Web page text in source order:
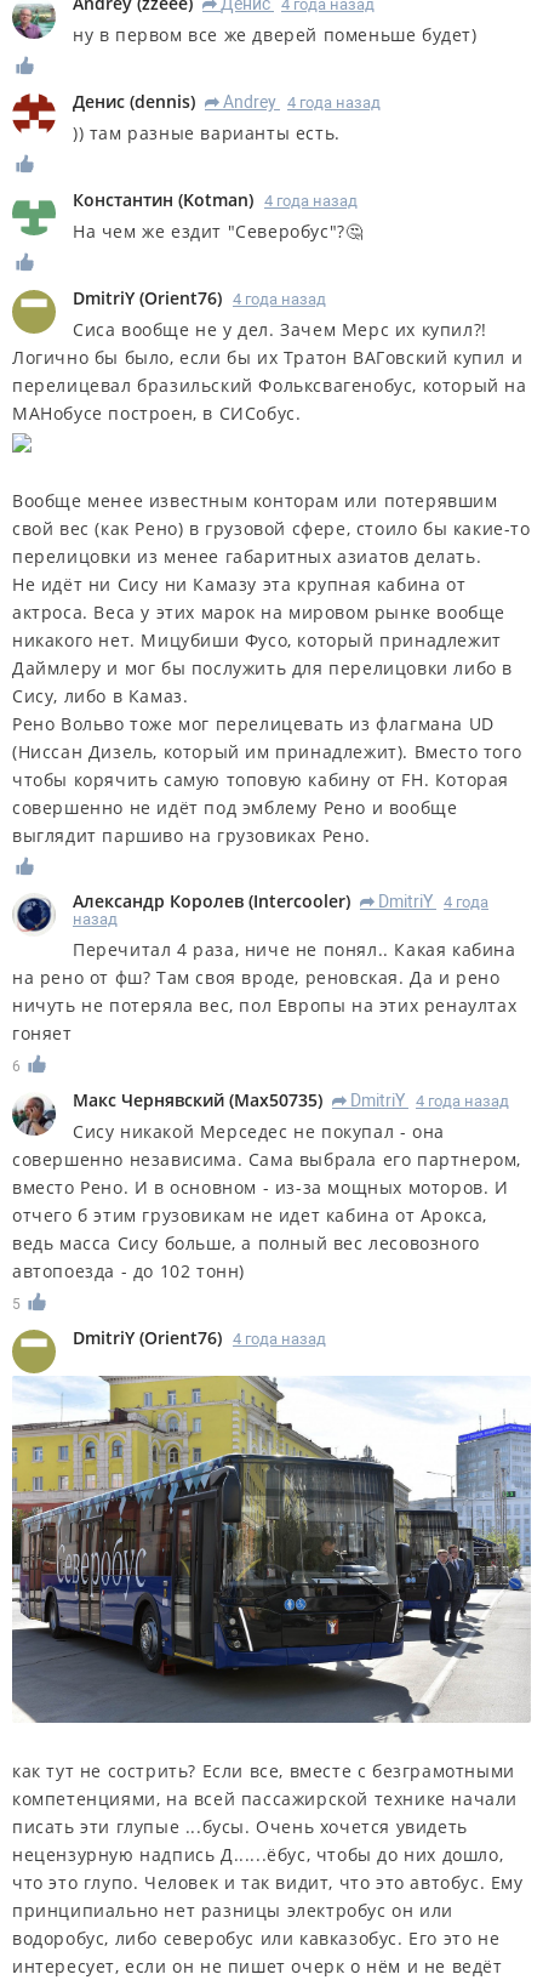
R 4 года назад
ну в первом все же дверей поменьше будет)
Денис (dennis) R Andrey 4 года назад
)) там разные варианты есть.
Константин (Kotman) 4 года назад
На чем же ездит "Северобус"?🤔
DmitriY (Orient76) 4 года назад
Сиса вообще не у дел. Зачем Мерс их купил?!
Логично бы было, если бы их Тратон ВАГовский купил и
перелицевал бразильский Фольксвагенобус, который на
МАНобусе построен, в СИСобус.
Вообще менее известным конторам или потерявшим
свой вес (как Рено) в грузовой сфере, стоило бы какие-то
перелицовки из менее габаритных азиатов делать.
Не идёт ни Сису ни Камазу эта крупная кабина от
актроса. Веса у этих марок на мировом рынке вообще
никакого нет. Мицубиши Фусо, который принадлежит
Даймлеру и мог бы послужить для перелицовки либо в
Сису, либо в Камаз.
Рено Вольво тоже мог перелицевать из флагмана UD
(Ниссан Дизель, который им принадлежит). Вместо того
чтобы корячить самую топовую кабину от FH. Которая
совершенно не идёт под эмблему Рено и вообще
выглядит паршиво на грузовиках Рено.
Александр Королев (Intercooler) R DmitriY 4 года
назад
Перечитал 4 раза, ниче не понял.. Какая кабина
на рено от фш? Там своя вроде, реновская. Да и рено
ничуть не потеряла вес, пол Европы на этих ренаултах
гоняет
6
Макс Чернявский (Max50735) R DmitriY 4 года назад
Сису никакой Мерседес не покупал - она
совершенно независима. Сама выбрала его партнером,
вместо Рено. И в основном - из-за мощных моторов. И
отчего б этим грузовикам не идет кабина от Арокса,
ведь масса Сису больше, а полный вес лесовозного
автопоезда - до 102 тонн)
5
DmitriY (Orient76) 4 года назад
как тут не сострить? Если все, вместе с безграмотными
компетенциями, на всей пассажирской технике начали
писать эти глупые ...бусы. Очень хочется увидеть
нецензурную надпись Д......ёбус, чтобы до них дошло,
что это глупо. Человек и так видит, что это автобус. Ему
принципиально нет разницы электробус он или
водоробус, либо северобус или кавказобус. Его это не
интересует, если он не пишет очерк о нём и не ведёт